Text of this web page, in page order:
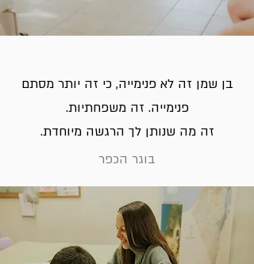
בן שמן זה לא פנימייה, כי זה יותר מסתם
פנימייה. זה משפחתיות.
זה מה שנותן לך הרגשה מיוחדת.
בוגר הכפר